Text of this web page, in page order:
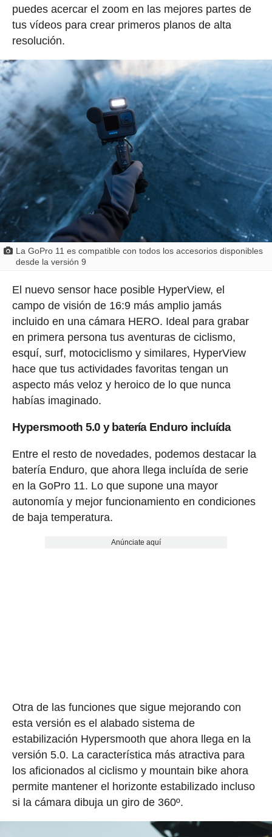
puedes acercar el zoom en las mejores partes de
tus vídeos para crear primeros planos de alta
resolución.
La GoPro 11 es compatible con todos los accesorios disponibles
desde la versión 9
El nuevo sensor hace posible HyperView, el
campo de visión de 16:9 más amplio jamás
incluido en una cámara HERO. Ideal para grabar
en primera persona tus aventuras de ciclismo,
esquí, surf, motociclismo y similares, HyperView
hace que tus actividades favoritas tengan un
aspecto más veloz y heroico de lo que nunca
habías imaginado.
Hypersmooth 5.0 y batería Enduro incluída
Entre el resto de novedades, podemos destacar la
batería Enduro, que ahora llega incluída de serie
en la GoPro 11. Lo que supone una mayor
autonomía y mejor funcionamiento en condiciones
de baja temperatura.
Anúnciate aquí
Otra de las funciones que sigue mejorando con
esta versión es el alabado sistema de
estabilización Hypersmooth que ahora llega en la
versión 5.0. La característica más atractiva para
los aficionados al ciclismo y mountain bike ahora
permite mantener el horizonte estabilizado incluso
si la cámara dibuja un giro de 360º.